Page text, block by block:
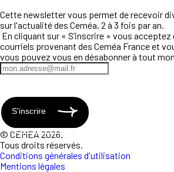
Cette newsletter vous permet de recevoir
sur l'actualité des Ceméa, 2 à 3 fois par an.
En cliquant sur « S’inscrire » vous acceptez
courriels provenant des Ceméa France et
vous pouvez vous en désabonner à tout
S'inscrire
© CEMEA 2026.
Tous droits réservés.
Conditions générales d'utilisation
Mentions légales